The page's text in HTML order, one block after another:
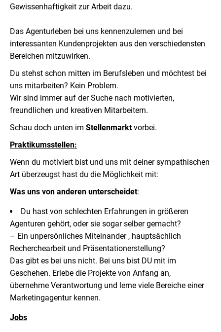
Gewissenhaftigkeit zur Arbeit dazu.
Das Agenturleben bei uns kennenzulernen und bei
interessanten Kundenprojekten aus den verschiedensten
Bereichen mitzuwirken.
Du stehst schon mitten im Berufsleben und möchtest bei
uns mitarbeiten? Kein Problem.
Wir sind immer auf der Suche nach motivierten,
freundlichen und kreativen Mitarbeitern.
Schau doch unten im Stellenmarktvorbei.
Praktikumsstellen:
Wenn du motiviert bist und uns mit deiner sympathischen
Art überzeugst hast du die Möglichkeit mit:
Was uns von anderen unterscheidet:
Du hast von schlechten Erfahrungen in größeren
Agenturen gehört, oder sie sogar selber gemacht?
– Ein unpersönliches Miteinander , hauptsächlich
Recherchearbeit und Präsentationerstellung?
Das gibt es bei uns nicht. Bei uns bist DU mit im
Geschehen. Erlebe die Projekte von Anfang an,
übernehme Verantwortung und lerne viele Bereiche einer
Marketingagentur kennen.
Jobs